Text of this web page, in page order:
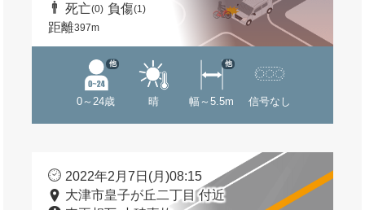
死亡(0) 負傷(1)
距離397m
0～24歳
他
晴 幅～5.5m
他
信号なし
2022年2月7日(月)08:15
大津市皇子が丘二丁目 付近